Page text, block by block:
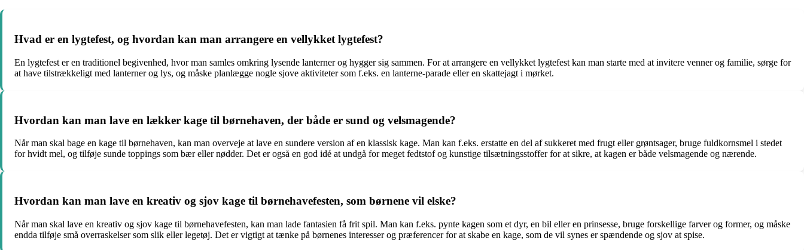
Hvad er en lygtefest, og hvordan kan man arrangere en vellykket lygtefest?
En lygtefest er en traditionel begivenhed, hvor man samles omkring lysende lanterner og hygger sig sammen. For at arrangere en vellykket lygtefest kan man starte med at invitere venner og familie, sørge for
at have tilstrækkeligt med lanterner og lys, og måske planlægge nogle sjove aktiviteter som f.eks. en lanterne-parade eller en skattejagt i mørket.
Hvordan kan man lave en lækker kage til børnehaven, der både er sund og velsmagende?
Når man skal bage en kage til børnehaven, kan man overveje at lave en sundere version af en klassisk kage. Man kan f.eks. erstatte en del af sukkeret med frugt eller grøntsager, bruge fuldkornsmel i stedet
for hvidt mel, og tilføje sunde toppings som bær eller nødder. Det er også en god idé at undgå for meget fedtstof og kunstige tilsætningsstoffer for at sikre, at kagen er både velsmagende og nærende.
Hvordan kan man lave en kreativ og sjov kage til børnehavefesten, som børnene vil elske?
Når man skal lave en kreativ og sjov kage til børnehavefesten, kan man lade fantasien få frit spil. Man kan f.eks. pynte kagen som et dyr, en bil eller en prinsesse, bruge forskellige farver og former, og måske
endda tilføje små overraskelser som slik eller legetøj. Det er vigtigt at tænke på børnenes interesser og præferencer for at skabe en kage, som de vil synes er spændende og sjov at spise.